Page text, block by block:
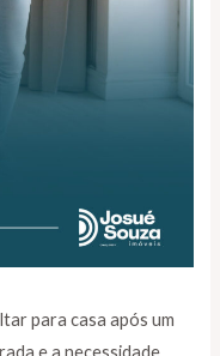
para casa após um
e a necessidade